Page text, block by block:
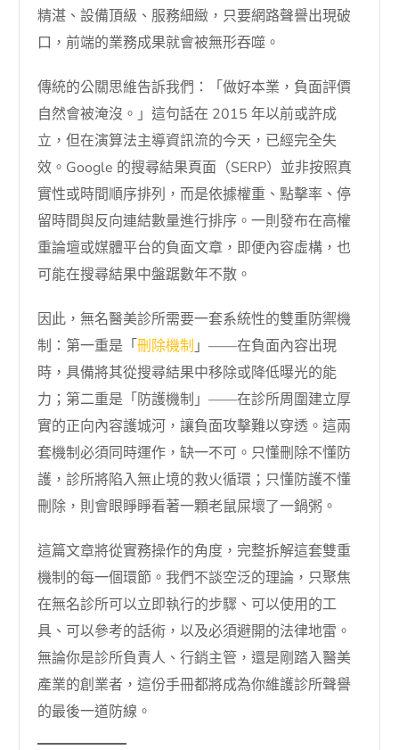
精湛、設備頂級、服務細緻，只要網路聲譽出現破
口，前端的業務成果就會被無形吞噬。
傳統的公關思維告訴我們：「做好本業，負面評價
自然會被淹沒。」這句話在 2015 年以前或許成
立，但在演算法主導資訊流的今天，已經完全失
效。Google 的搜尋結果頁面（SERP）並非按照真
實性或時間順序排列，而是依據權重、點擊率、停
留時間與反向連結數量進行排序。一則發布在高權
重論壇或媒體平台的負面文章，即便內容虛構，也
可能在搜尋結果中盤踞數年不散。
因此，無名醫美診所需要一套系統性的雙重防禦機
制：第一重是「刪除機制 」——在負面內容出現
時，具備將其從搜尋結果中移除或降低曝光的能
力；第二重是「防護機制」——在診所周圍建立厚
實的正向內容護城河，讓負面攻擊難以穿透。這兩
套機制必須同時運作，缺一不可。只懂刪除不懂防
護，診所將陷入無止境的救火循環；只懂防護不懂
刪除，則會眼睜睜看著一顆老鼠屎壞了一鍋粥。
這篇文章將從實務操作的角度，完整拆解這套雙重
機制的每一個環節。我們不談空泛的理論，只聚焦
在無名診所可以立即執行的步驟、可以使用的工
具、可以參考的話術，以及必須避開的法律地雷。
無論你是診所負責人、行銷主管，還是剛踏入醫美
產業的創業者，這份手冊都將成為你維護診所聲譽
的最後一道防線。